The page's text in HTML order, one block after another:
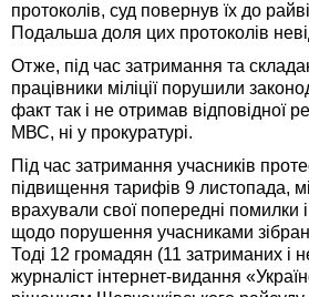
протоколів, суд повернув їх до
Подальша доля цих протоколів
Отже, під час затримання та
працівники міліції порушили
факт так і не отримав відповідної
МВС, ні у прокуратурі.
Під час затримання учасників
підвищення тарифів 9 листопада,
врахували свої попередні помилки
щодо порушення учасниками
Тоді 12 громадян (11 затриманих і
журналіст інтернет-видання